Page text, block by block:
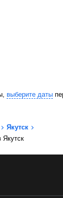
выберите даты
Якутск
Якутск